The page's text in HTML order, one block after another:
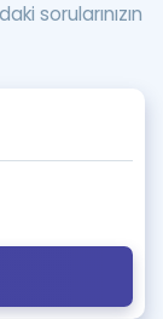
sorularınızın